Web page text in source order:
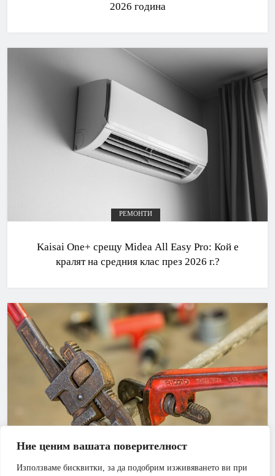
Ние ценим вашата поверителност
Използваме бисквитки, за да подобрим изживяването ви при
2026 година
РЕМОНТИ
Kaisai One+ срещу Midea All Easy Pro: Кой е
кралят на средния клас през 2026 г.?
АПАРТАМЕНТ БАНЯ